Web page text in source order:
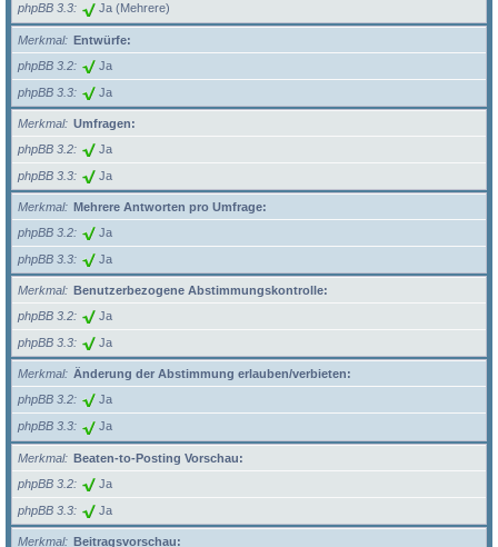
phpBB 3.3 Ja (Mehrere)
Merkmal
Entwürfe:
phpBB 3.2
Ja
phpBB 3.3 Ja
Merkmal
Umfragen:
phpBB 3.2
Ja
phpBB 3.3 Ja
Merkmal
Mehrere Antworten pro Umfrage:
phpBB 3.2
Ja
phpBB 3.3 Ja
Merkmal
Benutzerbezogene Abstimmungskontrolle:
phpBB 3.2
Ja
phpBB 3.3 Ja
Merkmal
Änderung der Abstimmung erlauben/verbieten:
phpBB 3.2
Ja
phpBB 3.3 Ja
Merkmal
Beaten-to-Posting Vorschau:
phpBB 3.2
Ja
phpBB 3.3 Ja
Merkmal
Beitragsvorschau: